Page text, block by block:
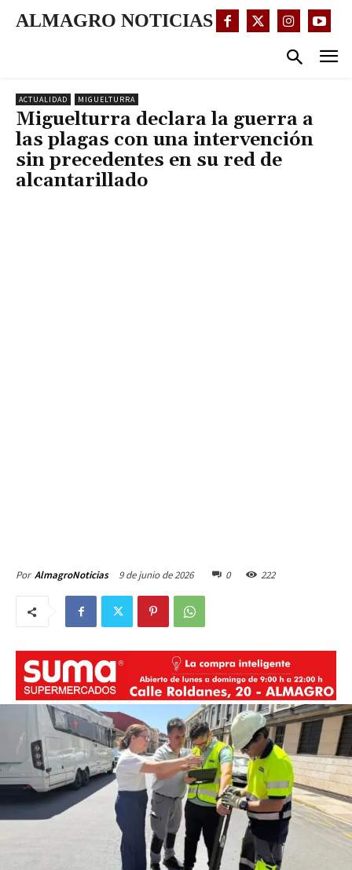
ALMAGRO NOTICIAS
ACTUALIDAD MIGUELTURRA
Miguelturra declara la guerra a
las plagas con una intervención
sin precedentes en su red de
alcantarillado
Por AlmagroNoticias 9 de junio de 2026 0 222